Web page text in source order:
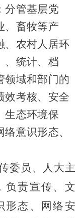
分管基层党
、畜牧等产
、农村人居环
、统计、档
领域和部门的
效考核、安全
生态环境保
络意识形态、
委员 、人大主
负责宣传、 文
形态、
网络安